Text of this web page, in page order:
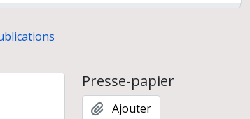
Presse-papier
Ajouter